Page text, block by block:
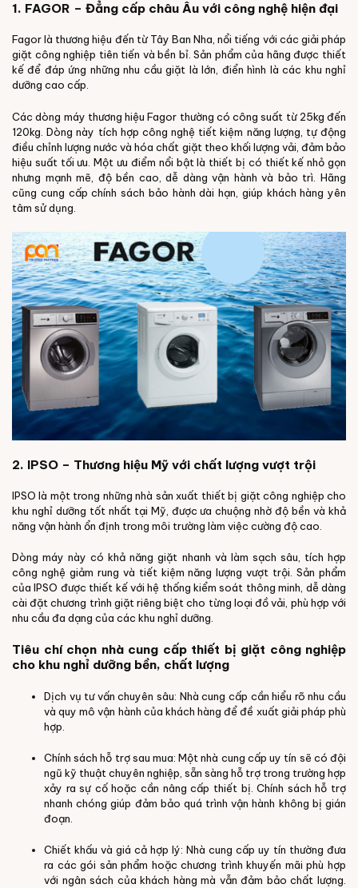
1. FAGOR – Đẳng cấp châu Âu với công nghệ hiện đại
Fagor là thương hiệu đến từ Tây Ban Nha, nổi tiếng với các giải pháp
giặt công nghiệp tiên tiến và bền bỉ. Sản phẩm của hãng được thiết
kế để đáp ứng những nhu cầu giặt là lớn, điển hình là các khu nghỉ
dưỡng cao cấp.
Các dòng máy thương hiệu Fagor thường có công suất từ 25kg đến
120kg. Dòng này tích hợp công nghệ tiết kiệm năng lượng, tự động
điều chỉnh lượng nước và hóa chất giặt theo khối lượng vải, đảm bảo
hiệu suất tối ưu. Một ưu điểm nổi bật là thiết bị có thiết kế nhỏ gọn
nhưng mạnh mẽ, độ bền cao, dễ dàng vận hành và bảo trì. Hãng
cũng cung cấp chính sách bảo hành dài hạn, giúp khách hàng yên
tâm sử dụng.
2. IPSO – Thương hiệu Mỹ với chất lượng vượt trội
IPSO là một trong những nhà sản xuất thiết bị giặt công nghiệp cho
khu nghỉ dưỡng tốt nhất tại Mỹ, được ưa chuộng nhờ độ bền và khả
năng vận hành ổn định trong môi trường làm việc cường độ cao.
Dòng máy này có khả năng giặt nhanh và làm sạch sâu, tích hợp
công nghệ giảm rung và tiết kiệm năng lượng vượt trội. Sản phẩm
của IPSO được thiết kế với hệ thống kiểm soát thông minh, dễ dàng
cài đặt chương trình giặt riêng biệt cho từng loại đồ vải, phù hợp với
nhu cầu đa dạng của các khu nghỉ dưỡng.
Tiêu chí chọn nhà cung cấp thiết bị giặt công nghiệp
cho khu nghỉ dưỡng bền, chất lượng
Dịch vụ tư vấn chuyên sâu: Nhà cung cấp cần hiểu rõ nhu cầu
và quy mô vận hành của khách hàng để đề xuất giải pháp phù
hợp.
Chính sách hỗ trợ sau mua: Một nhà cung cấp uy tín sẽ có đội
ngũ kỹ thuật chuyên nghiệp, sẵn sàng hỗ trợ trong trường hợp
xảy ra sự cố hoặc cần nâng cấp thiết bị. Chính sách hỗ trợ
nhanh chóng giúp đảm bảo quá trình vận hành không bị gián
đoạn.
Chiết khấu và giá cả hợp lý: Nhà cung cấp uy tín thường đưa
ra các gói sản phẩm hoặc chương trình khuyến mãi phù hợp
với ngân sách của khách hàng mà vẫn đảm bảo chất lượng.